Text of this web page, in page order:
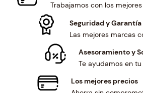
Trabajamos con los
Seguridad y Garantía
Las mejores marcas
Asesoramiento y
Te ayudamos en
Los mejores precios